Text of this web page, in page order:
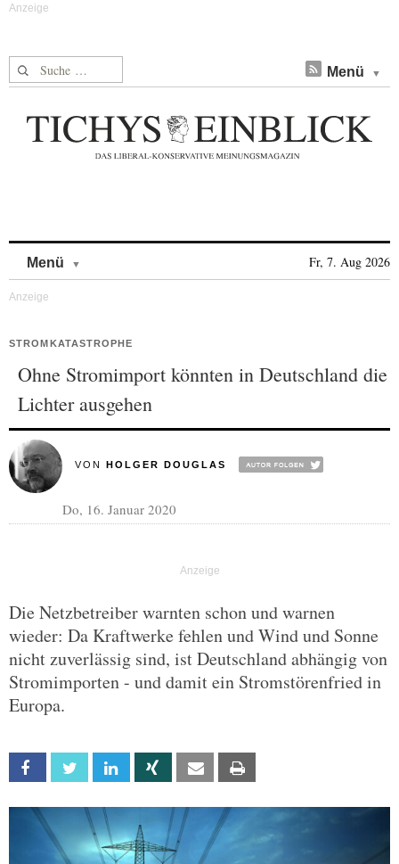
Suche nach: Menü
Menü Fr, 7. Aug 2026
STROMKATASTROPHE
Ohne Stromimport könnten in Deutschland die
Lichter ausgehen
VON HOLGER DOUGLAS
Do, 16. Januar 2020
Die Netzbetreiber warnten schon und warnen
wieder: Da Kraftwerke fehlen und Wind und Sonne
nicht zuverlässig sind, ist Deutschland abhängig von
Stromimporten - und damit ein Stromstörenfried in
Europa.
Facebook Twitter Linkedin Xing Email